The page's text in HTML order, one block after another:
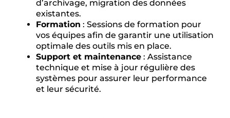
d’archivage, migration des données
existantes.
Formation : Sessions de formation pour
vos équipes afin de garantir une utilisation
optimale des outils mis en place.
Support et maintenance: Assistance
technique et mise à jour régulière des
systèmes pour assurer leur performance
et leur sécurité.